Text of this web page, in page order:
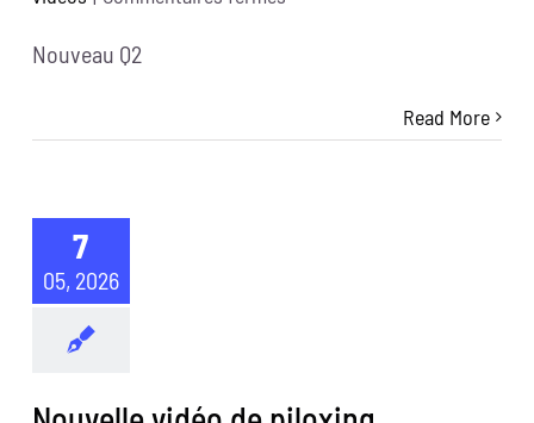
Nouveau Q2
Read More
7
05, 2026